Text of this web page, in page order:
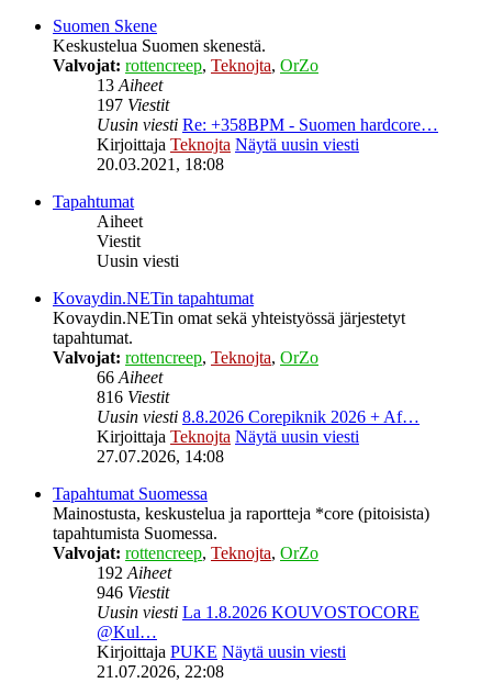
Suomen Skene
Keskustelua Suomen skenestä.
Valvojat: rottencreep, Teknojta, OrZo
13Aiheet
197 Viestit
Uusin viesti Re: +358BPM - Suomen hardcore…
Kirjoittaja Teknojta Näytä uusin viesti
20.03.2021, 18:08
Tapahtumat
Aiheet
Viestit
Uusin viesti
Kovaydin.NETin tapahtumat
Kovaydin.NETin omat sekä yhteistyössä järjestetyt
tapahtumat.
Valvojat: rottencreep, Teknojta, OrZo
66Aiheet
816 Viestit
Uusin viesti 8.8.2026 Corepiknik 2026 + Af…
Kirjoittaja Teknojta Näytä uusin viesti
27.07.2026, 14:08
Tapahtumat Suomessa
Mainostusta, keskustelua ja raportteja *core (pitoisista)
tapahtumista Suomessa.
Valvojat: rottencreep, Teknojta, OrZo
192Aiheet
946 Viestit
Uusin viesti La 1.8.2026 KOUVOSTOCORE
@Kul…
Kirjoittaja PUKE Näytä uusin viesti
21.07.2026, 22:08